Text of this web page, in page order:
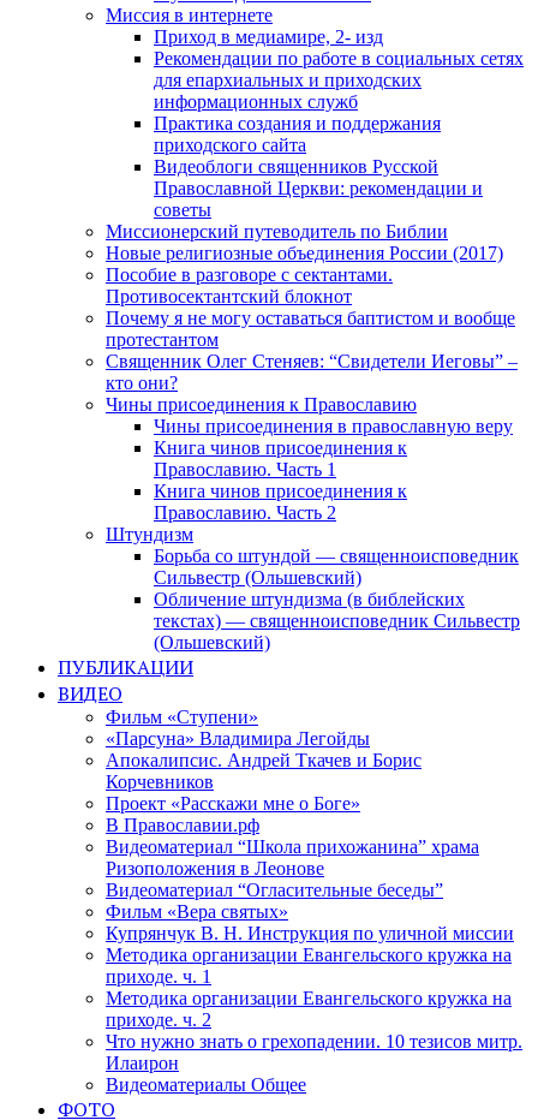
Миссия в интернете
Приход в медиамире, 2- изд
Рекомендации по работе в социальных сетях
для епархиальных и приходских
информационных служб
Практика создания и поддержания
приходского сайта
Видеоблоги священников Русской
Православной Церкви: рекомендации и
советы
Миссионерский путеводитель по Библии
Новые религиозные объединения России (2017)
Пособие в разговоре с сектантами.
Противосектантский блокнот
Почему я не могу оставаться баптистом и вообще
протестантом
Священник Олег Стеняев: “Свидетели Иеговы” –
кто они?
Чины присоединения к Православию
Чины присоединения в православную веру
Книга чинов присоединения к
Православию. Часть 1
Книга чинов присоединения к
Православию. Часть 2
Штундизм
Борьба со штундой — священноисповедник
Сильвестр (Ольшевский)
Обличение штундизма (в библейских
текстах) — священноисповедник Сильвестр
(Ольшевский)
ПУБЛИКАЦИИ
ВИДЕО
Фильм «Ступени»
«Парсуна» Владимира Легойды
Апокалипсис. Андрей Ткачев и Борис
Корчевников
Проект «Расскажи мне о Боге»
В Православии.рф
Видеоматериал “Школа прихожанина” храма
Ризоположения в Леонове
Видеоматериал “Огласительные беседы”
Фильм «Вера святых»
Купрянчук В. Н. Инструкция по уличной миссии
Методика организации Евангельского кружка на
приходе. ч. 1
Методика организации Евангельского кружка на
приходе. ч. 2
Что нужно знать о грехопадении. 10 тезисов митр.
Илаирон
Видеоматериалы Общее
ФОТО